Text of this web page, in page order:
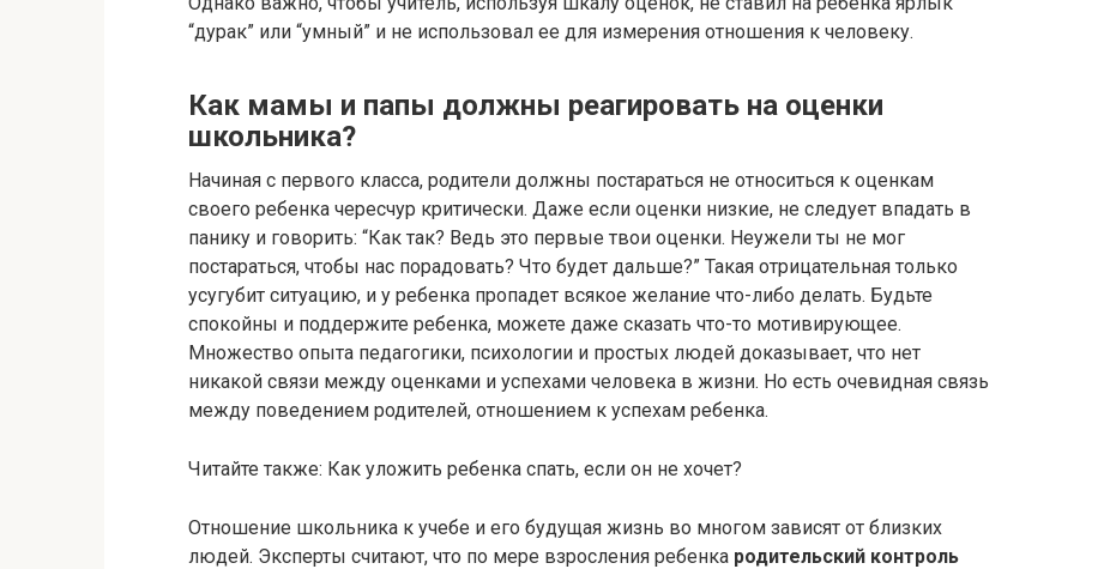
“дурак” или “умный” и не использовал ее для измерения отношения к человеку.
Как мамы и папы должны реагировать на оценки
школьника?
Начиная с первого класса, родители должны постараться не относиться к оценкам
своего ребенка чересчур критически. Даже если оценки низкие, не следует впадать в
панику и говорить: “Как так? Ведь это первые твои оценки. Неужели ты не мог
постараться, чтобы нас порадовать? Что будет дальше?” Такая отрицательная только
усугубит ситуацию, и у ребенка пропадет всякое желание что-либо делать. Будьте
спокойны и поддержите ребенка, можете даже сказать что-то мотивирующее.
Множество опыта педагогики, психологии и простых людей доказывает, что нет
никакой связи между оценками и успехами человека в жизни. Но есть очевидная связь
между поведением родителей, отношением к успехам ребенка.
Читайте также: Как уложить ребенка спать, если он не хочет?
Отношение школьника к учебе и его будущая жизнь во многом зависят от близких
людей. Эксперты считают, что по мере взросления ребенка родительский контроль